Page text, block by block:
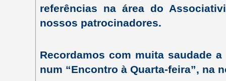
referências na área do
nossos patrocinadores.
Recordamos com muita saudade
num “Encontro à Quarta-feira”, na